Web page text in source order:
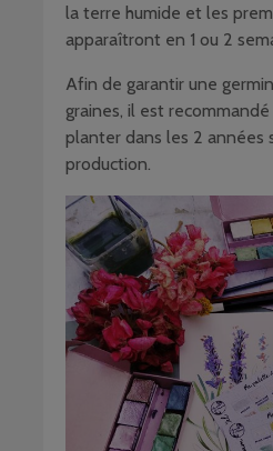
la terre humide et les
apparaîtront en 1 ou 2
Afin de garantir une
graines, il est
planter dans les 2 années
production.